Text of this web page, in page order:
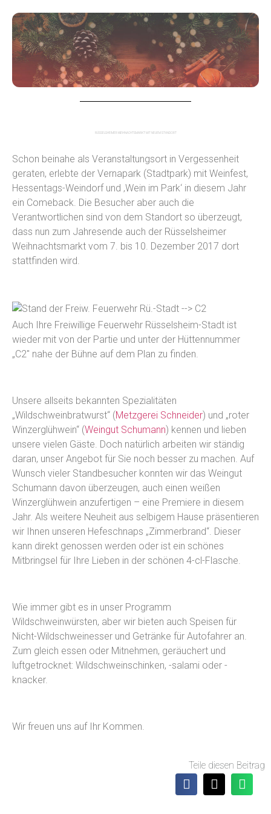
RÜSSELSHEIMER WEIHNACHTSMARKT MIT NEUEM STANDORT
Schon beinahe als Veranstaltungsort in Vergessenheit
geraten, erlebte der Vernapark (Stadtpark) mit Weinfest,
Hessentags-Weindorf und ‚Wein im Park‘ in diesem Jahr
ein Comeback. Die Besucher aber auch die
Verantwortlichen sind von dem Standort so überzeugt,
dass nun zum Jahresende auch der Rüsselsheimer
Weihnachtsmarkt vom 7. bis 10. Dezember 2017 dort
stattfinden wird.
Auch Ihre Freiwillige Feuerwehr Rüsselsheim-Stadt ist
wieder mit von der Partie und unter der Hüttennummer
„C2″ nahe der Bühne auf dem Plan zu finden.
Unsere allseits bekannten Spezialitäten
„Wildschweinbratwurst“ (Metzgerei Schneider) und „roter
Winzerglühwein“ (Weingut Schumann) kennen und lieben
unsere vielen Gäste. Doch natürlich arbeiten wir ständig
daran, unser Angebot für Sie noch besser zu machen. Auf
Wunsch vieler Standbesucher konnten wir das Weingut
Schumann davon überzeugen, auch einen weißen
Winzerglühwein anzufertigen – eine Premiere in diesem
Jahr. Als weitere Neuheit aus selbigem Hause präsentieren
wir Ihnen unseren Hefeschnaps „Zimmerbrand“. Dieser
kann direkt genossen werden oder ist ein schönes
Mitbringsel für Ihre Lieben in der schönen 4-cl-Flasche.
Wie immer gibt es in unser Programm
Wildschweinwürsten, aber wir bieten auch Speisen für
Nicht-Wildschweinesser und Getränke für Autofahrer an.
Zum gleich essen oder Mitnehmen, geräuchert und
luftgetrocknet: Wildschweinschinken, -salami oder -
knacker.
Wir freuen uns auf Ihr Kommen.
Teile diesen Beitrag